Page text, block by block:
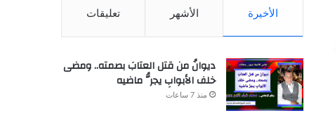
الأخيرة الأشهر تعليقات
ديوانُ من قتل العتابَ بصمته.. ومضى
خلف الأبوابِ يجرُّ ماضيه
منذ 7 ساعات